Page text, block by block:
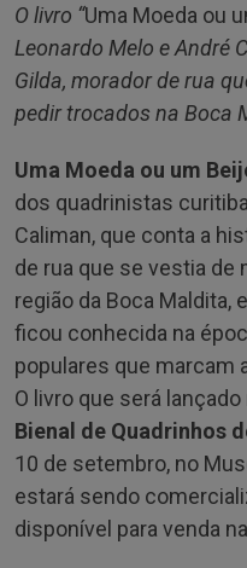
O livro “Uma Moeda ou
Leonardo Melo e André
Gilda, morador de rua
pedir trocados na Boca
Uma Moeda ou um
dos quadrinistas
Caliman, que conta a
de rua que se vestia de
região da Boca Maldita,
ficou conhecida na
populares que marcam
O livro que será
Bienal de Quadrinhos
10 de setembro, no
estará sendo
disponível para venda